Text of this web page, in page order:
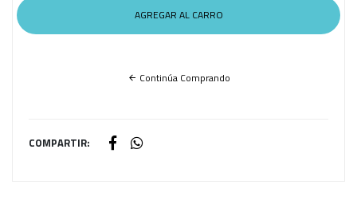
Continúa Comprando
COMPARTIR: